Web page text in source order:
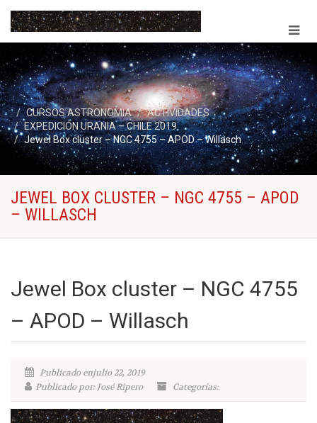
CURSOS ASTRONOMIA
ACTIVIDADES
EXPEDICIÓN URANIA – CHILE 2019
Jewel Box cluster – NGC 4755 – APOD – Willasch
JEWEL BOX CLUSTER – NGC 4755 – APOD
– WILLASCH
Jewel Box cluster – NGC 4755
– APOD – Willasch
Publicado enjulio 22, 2019
Publicado por: José Ripero
Categorías: